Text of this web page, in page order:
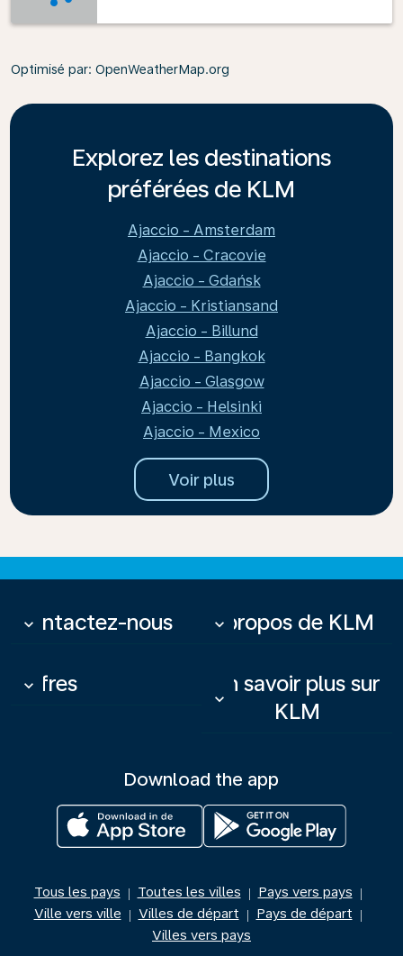
Optimisé par: OpenWeatherMap.org
Explorez les destinations
préférées de KLM
Ajaccio - Amsterdam
Ajaccio - Cracovie
Ajaccio - Gdańsk
Ajaccio - Kristiansand
Ajaccio - Billund
Ajaccio - Bangkok
Ajaccio - Glasgow
Ajaccio - Helsinki
Ajaccio - Mexico
Voir plus
Contactez-nous
keyboard_arrow_down À propos de KLM
keyboard_arrow_down
Offres
keyboard_arrow_down
En savoir plus sur
KLM
keyboard_arrow_down
Download the app
Tous les pays | Toutes les villes | Pays vers pays |
Ville vers ville | Villes de départ | Pays de départ |
Villes vers pays